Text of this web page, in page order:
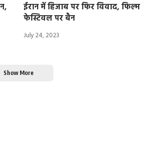
ईरान में हिजाब पर फिर विवाद, फिल्म
फेस्टिवल पर बैन
July 24, 2023
Show More